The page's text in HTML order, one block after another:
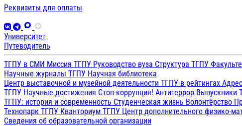
Реквизиты для оплаты
Университет
Путеводитель
ТГПУ в СМИ Миссия ТГПУ Руководство вуза Структура ТГПУ
Научные журналы ТГПУ Научная библиотека
Центр выставочной и музейной деятельности ТГПУ в рейтингах
ТГПУ Научные достижения Стоп-коррупция! Антитеррор Выпускники
ТГПУ: история и современность Студенческая жизнь Волонтёрство
Технопарк ТГПУ Кванториум ТГПУ Центр дополнительного физико-
Сведения об образовательной организации